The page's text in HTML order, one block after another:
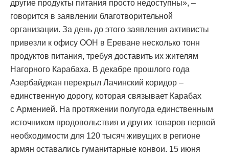
другие продукты питания просто недоступны», –
говорится в заявлении благотворительной
организации. За день до этого заявления активисты
привезли к офису ООН в Ереване несколько тонн
продуктов питания, требуя доставить их жителям
Нагорного Карабаха. В декабре прошлого года
Азербайджан перекрыл Лачинский коридор –
единственную дорогу, которая связывает Карабах
с Арменией. На протяжении полугода единственным
источником продовольствия и других товаров первой
необходимости для 120 тысяч живущих в регионе
армян оставались гуманитарные конвои. 15 июня